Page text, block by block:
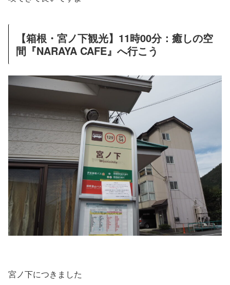
【箱根・宮ノ下観光】11時00分：癒しの空
間『NARAYA CAFE』へ行こう
宮ノ下につきました